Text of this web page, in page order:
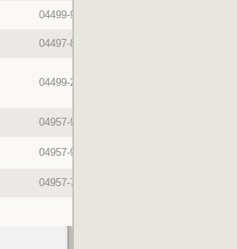
04499-919271
04497-858280
04499-2025
04957-9281025
04957-91800
04957-711